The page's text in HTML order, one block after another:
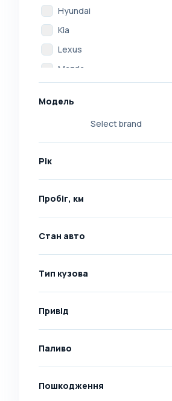
Hyundai
Kia
Lexus
Mazda
Mitsubishi
Opel
Skoda
Volkswagen
Abarth
AC
Acura
Adler
Alfa Romeo
Модель
Select brand
Рік
Пробіг, км
Стан авто
Тип кузова
Привід
Паливо
Пошкодження